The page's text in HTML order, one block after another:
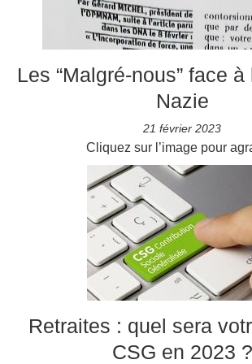
Les “Malgré-nous” face
Nazie
21 février 2023
Cliquez sur l’image pour
Retraites : quel sera
CSG en 2023 ?